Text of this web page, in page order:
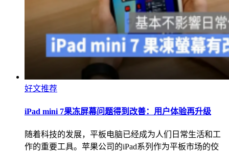
好文推荐
iPad mini 7果冻屏幕问题得到改善：用户体验再升级
随着科技的发展，平板电脑已经成为人们日常生活和工
作的重要工具。苹果公司的iPad系列作为平板市场的佼